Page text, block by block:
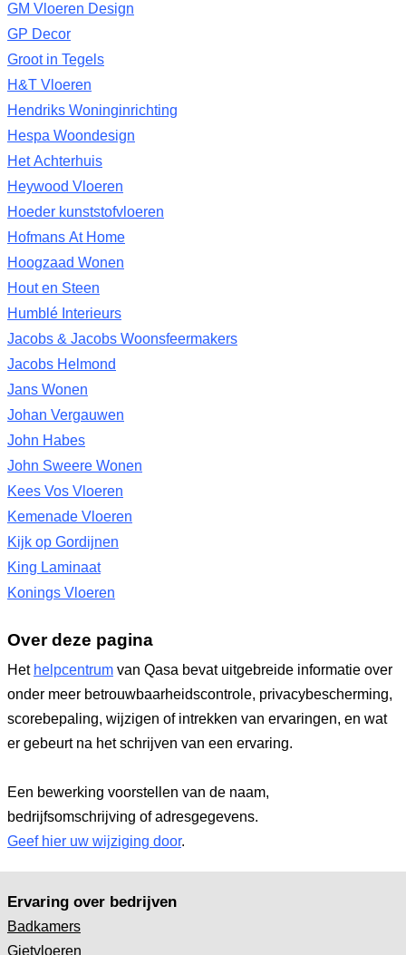
GM Vloeren Design
GP Decor
Groot in Tegels
H&T Vloeren
Hendriks Woninginrichting
Hespa Woondesign
Het Achterhuis
Heywood Vloeren
Hoeder kunststofvloeren
Hofmans At Home
Hoogzaad Wonen
Hout en Steen
Humblé Interieurs
Jacobs & Jacobs Woonsfeermakers
Jacobs Helmond
Jans Wonen
Johan Vergauwen
John Habes
John Sweere Wonen
Kees Vos Vloeren
Kemenade Vloeren
Kijk op Gordijnen
King Laminaat
Konings Vloeren
Over deze pagina
Het helpcentrum van Qasa bevat uitgebreide informatie over
onder meer betrouwbaarheidscontrole, privacybescherming,
scorebepaling, wijzigen of intrekken van ervaringen, en wat
er gebeurt na het schrijven van een ervaring.
Een bewerking voorstellen van de naam,
bedrijfsomschrijving of adresgegevens.
Geef hier uw wijziging door.
Ervaring over bedrijven
Badkamers
Gietvloeren